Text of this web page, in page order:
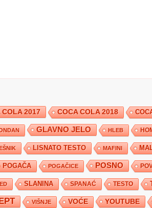
COLA 2017 COCA COLA 2018
GLAVNO JELO HLEB
LISNATO TESTO MAFINI
POGAČA POGAČICE POSNO
SLANINA SPANAĆ TESTO
VIŠNJE VOĆE YOUTUBE